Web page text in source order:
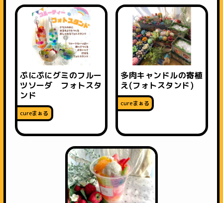
ぷにぷにグミのフルー
ツソーダ フォトスタ
ンド
cureまぁる
多肉キャンドルの寄植
え(フォトスタンド)
cureまぁる